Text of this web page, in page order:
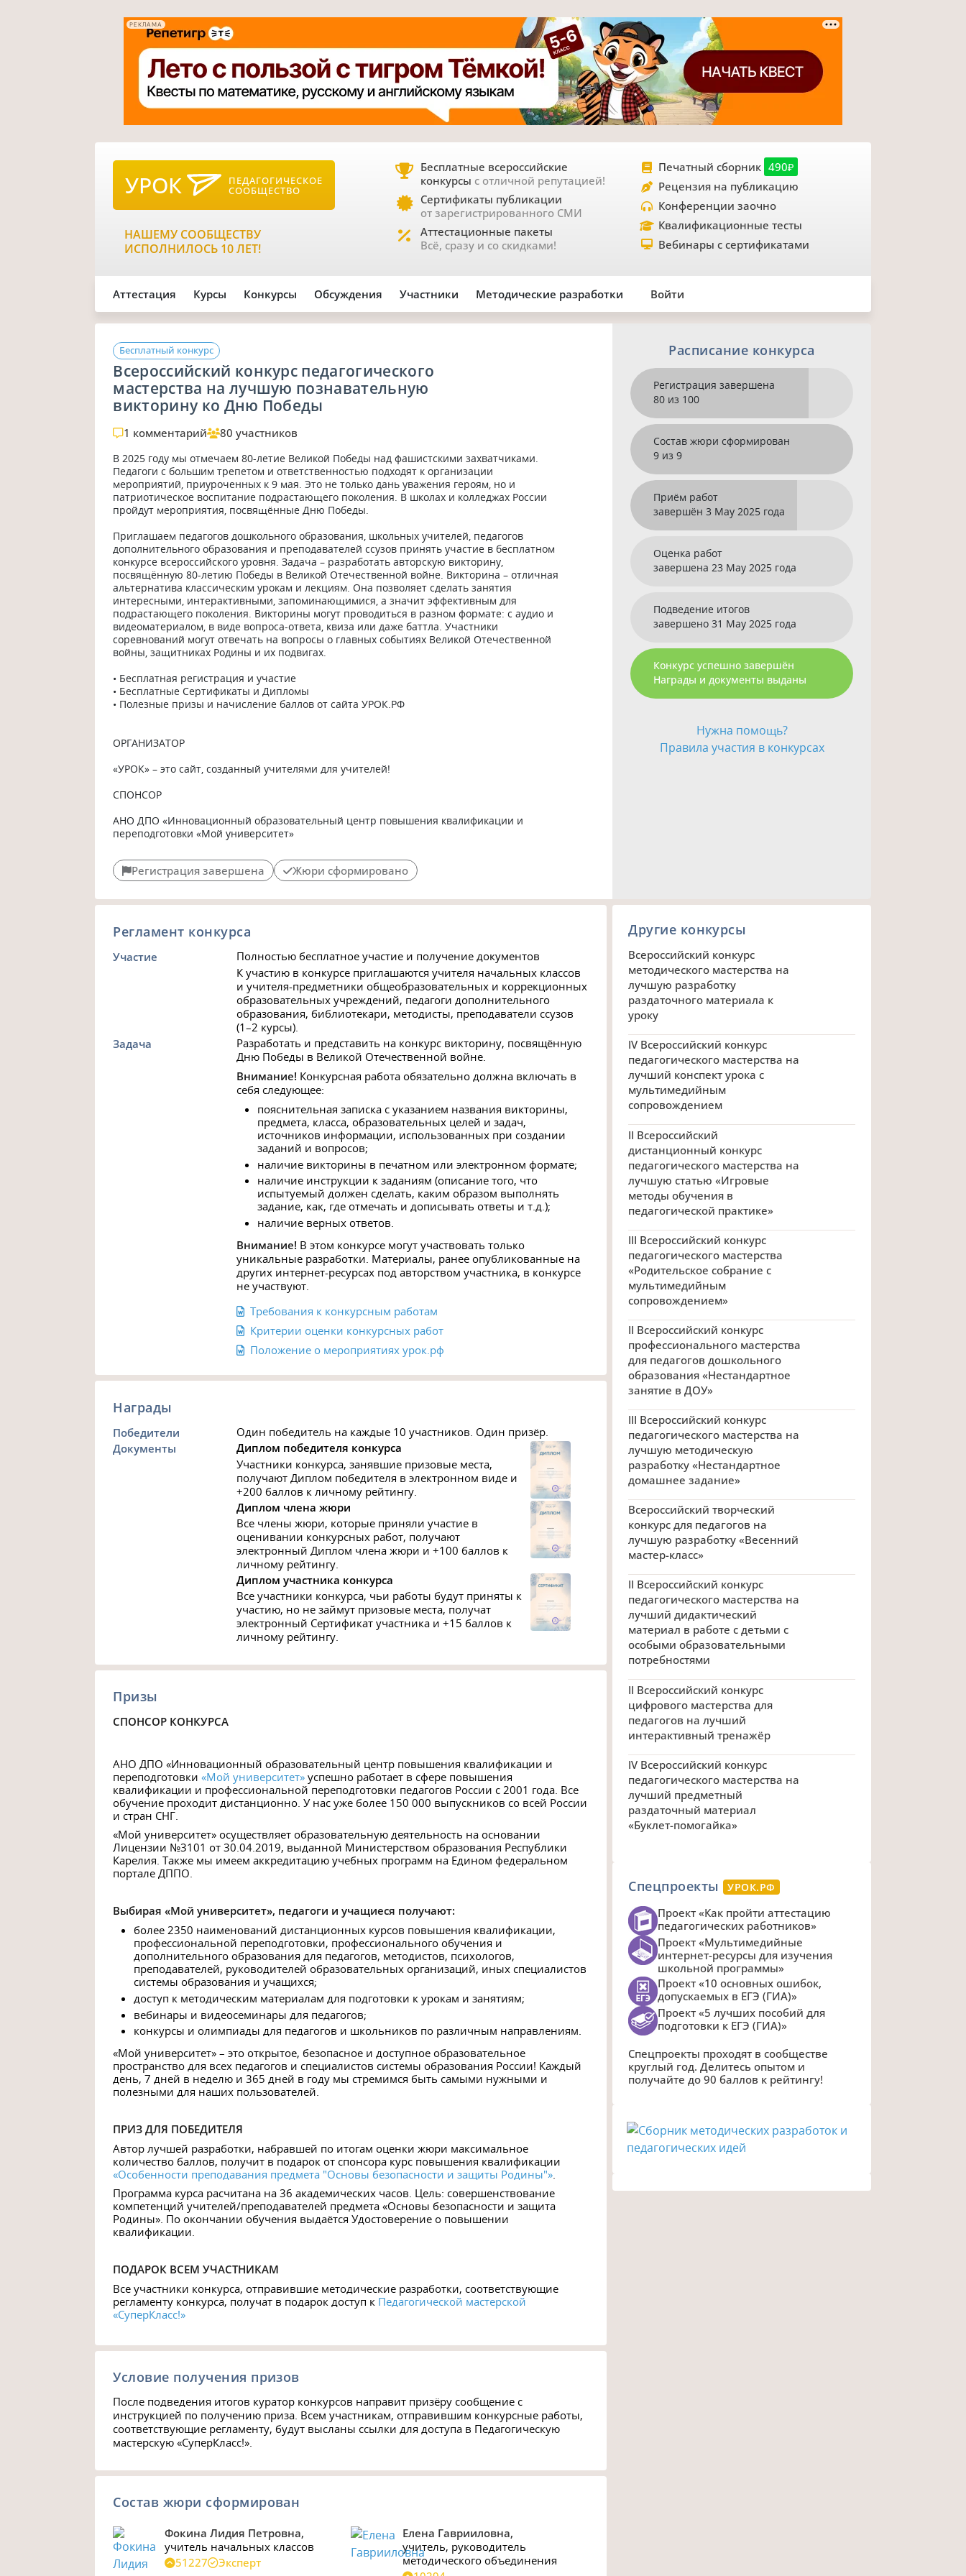
РЕКЛАМА
УРОК ПЕДАГОГИЧЕСКОЕ
СООБЩЕСТВО
НАШЕМУ СООБЩЕСТВУ
ИСПОЛНИЛОСЬ 10 ЛЕТ!
Бесплатные всероссийские
конкурсы с отличной репутацией!
Сертификаты публикации
от зарегистрированного СМИ
Аттестационные пакеты
Всё, сразу и со скидками!
Печатный сборник 490₽
Рецензия на публикацию
Конференции заочно
Квалификационные тесты
Вебинары с сертификатами
Аттестация Курсы Конкурсы Обсуждения Участники Методические разработки Войти
Бесплатный конкурс
Всероссийский конкурс педагогического
мастерства на лучшую познавательную
викторину ко Дню Победы
1 комментарий 80 участников
В 2025 году мы отмечаем 80-летие Великой Победы над фашистскими захватчиками.
Педагоги с большим трепетом и ответственностью подходят к организации
мероприятий, приуроченных к 9 мая. Это не только дань уважения героям, но и
патриотическое воспитание подрастающего поколения. В школах и колледжах России
пройдут мероприятия, посвящённые Дню Победы.
Приглашаем педагогов дошкольного образования, школьных учителей, педагогов
дополнительного образования и преподавателей ссузов принять участие в бесплатном
конкурсе всероссийского уровня. Задача – разработать авторскую викторину,
посвящённую 80-летию Победы в Великой Отечественной войне. Викторина – отличная
альтернатива классическим урокам и лекциям. Она позволяет сделать занятия
интересными, интерактивными, запоминающимися, а значит эффективным для
подрастающего поколения. Викторины могут проводиться в разном формате: с аудио и
видеоматериалом, в виде вопроса-ответа, квиза или даже баттла. Участники
соревнований могут отвечать на вопросы о главных событиях Великой Отечественной
войны, защитниках Родины и их подвигах.
• Бесплатная регистрация и участие
• Бесплатные Сертификаты и Дипломы
• Полезные призы и начисление баллов от сайта УРОК.РФ
ОРГАНИЗАТОР
«УРОК» – это сайт, созданный учителями для учителей!
СПОНСОР
АНО ДПО «Инновационный образовательный центр повышения квалификации и
переподготовки «Мой университет»
Регистрация завершена Жюри сформировано
Расписание конкурса
Регистрация завершена
80 из 100
Состав жюри сформирован
9 из 9
Приём работ
завершён 3 May 2025 года
Оценка работ
завершена 23 May 2025 года
Подведение итогов
завершено 31 May 2025 года
Конкурс успешно завершён
Награды и документы выданы
Нужна помощь?
Правила участия в конкурсах
Регламент конкурса
Участие
Полностью бесплатное участие и получение документов
К участию в конкурсе приглашаются учителя начальных классов
и учителя-предметники общеобразовательных и коррекционных
образовательных учреждений, педагоги дополнительного
образования, библиотекари, методисты, преподаватели ссузов
(1–2 курсы).
Задача
Разработать и представить на конкурс викторину, посвящённую
Дню Победы в Великой Отечественной войне.
Внимание! Конкурсная работа обязательно должна включать в
себя следующее:
пояснительная записка с указанием названия викторины,
предмета, класса, образовательных целей и задач,
источников информации, использованных при создании
заданий и вопросов;
наличие викторины в печатном или электронном формате;
наличие инструкции к заданиям (описание того, что
испытуемый должен сделать, каким образом выполнять
задание, как, где отмечать и дописывать ответы и т.д.);
наличие верных ответов.
Внимание! В этом конкурсе могут участвовать только
уникальные разработки. Материалы, ранее опубликованные на
других интернет-ресурсах под авторством участника, в конкурсе
не участвуют.
Требования к конкурсным работам
Критерии оценки конкурсных работ
Положение о мероприятиях урок.рф
Награды
Победители
Один победитель на каждые 10 участников. Один призёр.
Документы
Диплом победителя конкурса
Участники конкурса, занявшие призовые места,
получают Диплом победителя в электронном виде и
+200 баллов к личному рейтингу.
Диплом члена жюри
Все члены жюри, которые приняли участие в
оценивании конкурсных работ, получают
электронный Диплом члена жюри и +100 баллов к
личному рейтингу.
Диплом участника конкурса
Все участники конкурса, чьи работы будут приняты к
участию, но не займут призовые места, получат
электронный Сертификат участника и +15 баллов к
личному рейтингу.
Призы
СПОНСОР КОНКУРСА
АНО ДПО «Инновационный образовательный центр повышения квалификации и
переподготовки«Мой университет» успешно работает в сфере повышения
квалификации и профессиональной переподготовки педагогов России с 2001 года. Все
обучение проходит дистанционно. У нас уже более 150 000 выпускников со всей России
и стран СНГ.
«Мой университет» осуществляет образовательную деятельность на основании
Лицензии №3101 от 30.04.2019, выданной Министерством образования Республики
Карелия. Также мы имеем аккредитацию учебных программ на Едином федеральном
портале ДППО.
Выбирая «Мой университет», педагоги и учащиеся получают:
более 2350 наименований дистанционных курсов повышения квалификации,
профессиональной переподготовки, профессионального обучения и
дополнительного образования для педагогов, методистов, психологов,
преподавателей, руководителей образовательных организаций, иных специалистов
системы образования и учащихся;
доступ к методическим материалам для подготовки к урокам и занятиям;
вебинары и видеосеминары для педагогов;
конкурсы и олимпиады для педагогов и школьников по различным направлениям.
«Мой университет» – это открытое, безопасное и доступное образовательное
пространство для всех педагогов и специалистов системы образования России! Каждый
день, 7 дней в неделю и 365 дней в году мы стремимся быть самыми нужными и
полезными для наших пользователей.
ПРИЗ ДЛЯ ПОБЕДИТЕЛЯ
Автор лучшей разработки, набравшей по итогам оценки жюри максимальное
количество баллов, получит в подарок от спонсора курс повышения квалификации
«Особенности преподавания предмета "Основы безопасности и защиты Родины"».
Программа курса расчитана на 36 академических часов. Цель: совершенствование
компетенций учителей/преподавателей предмета «Основы безопасности и защита
Родины». По окончании обучения выдаётся Удостоверение о повышении
квалификации.
ПОДАРОК ВСЕМ УЧАСТНИКАМ
Все участники конкурса, отправившие методические разработки, соответствующие
регламенту конкурса, получат в подарок доступ к Педагогической мастерской
«СуперКласс!»
Условие получения призов
После подведения итогов куратор конкурсов направит призёру сообщение с
инструкцией по получению приза. Всем участникам, отправившим конкурсные работы,
соответствующие регламенту, будут высланы ссылки для доступа в Педагогическую
мастерскую «СуперКласс!».
Состав жюри сформирован
Фокина Лидия Петровна,
учитель начальных классов
51227
Эксперт
Елена Гаврииловна,
учитель, руководитель
методического объединения
Другие конкурсы
Всероссийский конкурс
методического мастерства на
лучшую разработку
раздаточного материала к
уроку
IV Всероссийский конкурс
педагогического мастерства на
лучший конспект урока с
мультимедийным
сопровождением
II Всероссийский
дистанционный конкурс
педагогического мастерства на
лучшую статью «Игровые
методы обучения в
педагогической практике»
III Всероссийский конкурс
педагогического мастерства
«Родительское собрание с
мультимедийным
сопровождением»
II Всероссийский конкурс
профессионального мастерства
для педагогов дошкольного
образования «Нестандартное
занятие в ДОУ»
III Всероссийский конкурс
педагогического мастерства на
лучшую методическую
разработку «Нестандартное
домашнее задание»
Всероссийский творческий
конкурс для педагогов на
лучшую разработку «Весенний
мастер-класс»
II Всероссийский конкурс
педагогического мастерства на
лучший дидактический
материал в работе с детьми с
особыми образовательными
потребностями
II Всероссийский конкурс
цифрового мастерства для
педагогов на лучший
интерактивный тренажёр
IV Всероссийский конкурс
педагогического мастерства на
лучший предметный
раздаточный материал
«Буклет-помогайка»
Спецпроекты УРОК.РФ
Проект «Как пройти аттестацию
педагогических работников»
Проект «Мультимедийные
интернет-ресурсы для изучения
школьной программы»
Проект «10 основных ошибок,
допускаемых в ЕГЭ (ГИА)»
Проект «5 лучших пособий для
подготовки к ЕГЭ (ГИА)»
Спецпроекты проходят в сообществе
круглый год. Делитесь опытом и
получайте до 90 баллов к рейтингу!